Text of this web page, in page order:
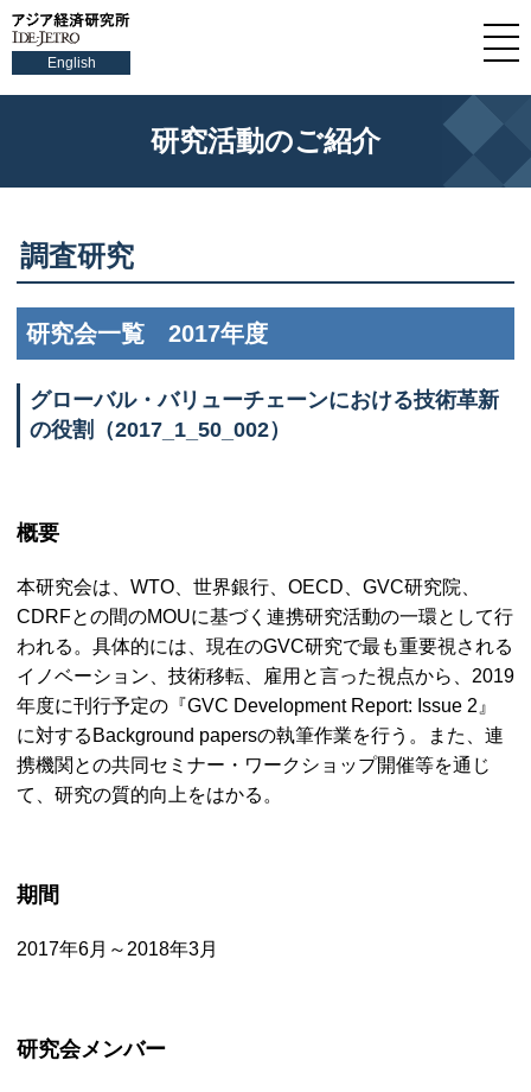
English
研究活動のご紹介
調査研究
研究会一覧 2017年度
グローバル・バリューチェーンにおける技術革新
の役割（2017_1_50_002）
概要
本研究会は、 WTO 、世界銀行、 OECD GVC研究院、
CDRFとの間のMOUに基づく連携研究活動の一環として行
われる。具体的には、現在のGVC研究で最も重要視される
イノベーション、技術移転、雇用と言った視点から、2019
年度に刊行予定の『GVC Development Report: Issue 2』
に対する Background papersの執筆作業を行う。また、連
携機関との共同セミナー・ワークショップ開催等を通じ
て、研究の質的向上をはかる。
期間
2017年6月～2018年3月
研究会メンバー